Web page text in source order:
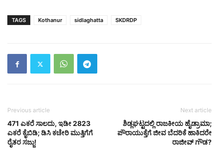
TAGS Kothanur sidlaghatta SKDRDP
Previous article
471 ಎಕರೆ ಸಾಲದು, ಇಡೀ 2823
ಎಕರೆ ಕೈಬಿಡಿ; ಡಿಸಿ ಕಚೇರಿ ಮುತ್ತಿಗೆಗೆ
ರೈತರ ಸಜ್ಜು!
Next article
ಶಿಡ್ಲಘಟ್ಟದಲ್ಲಿ ರಾಜಕೀಯ ಹೈಡ್ರಾಮಾ;
ಪೌರಾಯುಕ್ತೆಗೆ ಜೀವ ಬೆದರಿಕೆ ಹಾಕಿದರೇ
ರಾಜೀವ್ ಗೌಡ?